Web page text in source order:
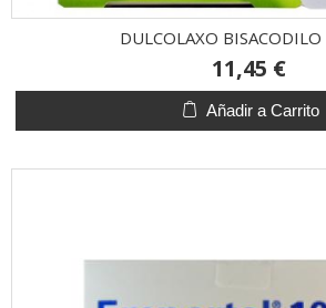
DULCOLAXO BISACODILO
11,45 €
Añadir a Carrito